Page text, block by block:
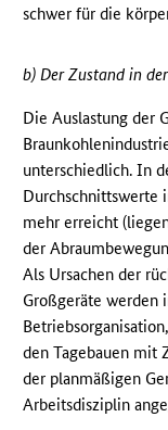
schwer für die
b) Der Zustand in
Die Auslastung der
unterschiedlich. In
Durchschnittswerte
mehr erreicht
der
Als Ursachen der
Großgeräte werden
den Tagebauen mit
der planmäßigen
Arbeitsdisziplin